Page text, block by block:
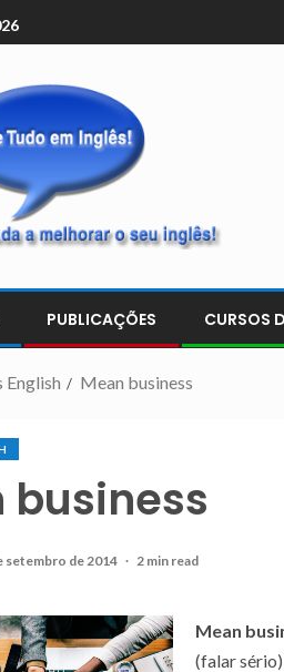
PUBLICAÇÕES CURSOS
English Mean business
business
setembro de 2014 2 min read
Mean
(falar sério)